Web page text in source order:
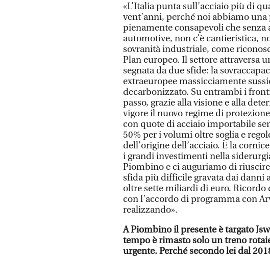
«L’Italia punta sull’acciaio più di
vent’anni, perché noi abbiamo
pienamente consapevoli che senza
automotive, non c’è cantieristica,
sovranità industriale, come
Plan europeo. Il settore attraversa
segnata da due sfide: la
extraeuropee massicciamente
decarbonizzato. Su entrambi i
passo, grazie alla visione e alla
vigore il nuovo regime di
con quote di acciaio importabile
50% per i volumi oltre soglia e
dell’origine dell’acciaio. È la
i grandi investimenti nella
Piombino e ci auguriamo di
sfida più difficile gravata dai danni
oltre sette miliardi di euro. Ricordo
con l’accordo di programma con
realizzando».
A Piombino il presente è targato
tempo è rimasto solo un treno
urgente. Perché secondo lei dal